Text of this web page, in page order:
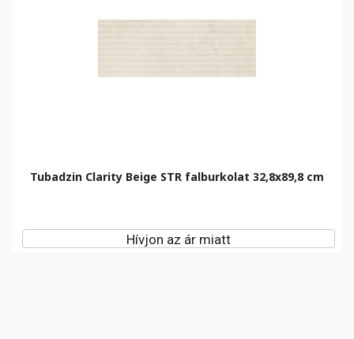
Tubadzin Clarity Beige STR falburkolat 32,8x89,8 cm
Hívjon az ár miatt